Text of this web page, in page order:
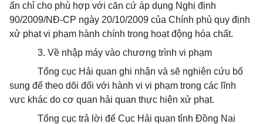
ấn chỉ cho phù hợp với căn cứ áp dụng Nghị định
90/2009/NĐ-CP ngày 20/10/2009 của Chính phủ quy định
xử phạt vi phạm hành chính trong hoạt động hóa chất.
3. Về nhập máy vào chương trình vi phạm
Tổng cục Hải quan ghi nhận và sẽ nghiên cứu bổ
sung để theo dõi đối với hành vi vi phạm trong các lĩnh
vực khác do cơ quan hải quan thực hiện xử phạt.
Tổng cục trả lời để Cục Hải quan tỉnh Đồng Nai